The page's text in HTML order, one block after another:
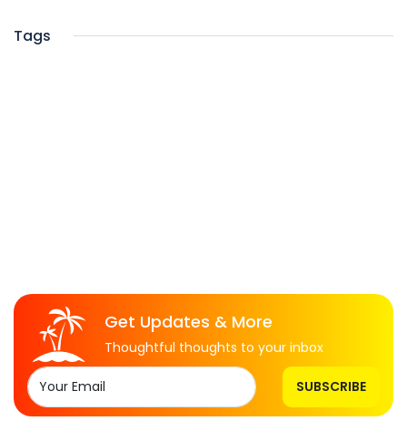
Tags
Get Updates & More
Thoughtful thoughts to your inbox
SUBSCRIBE